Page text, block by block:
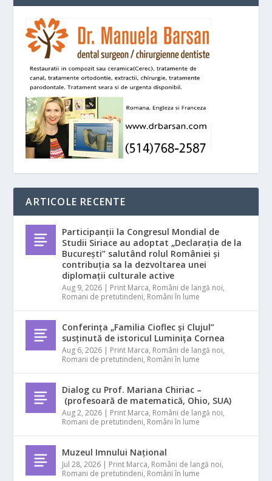
ARTICOLE RECENTE
Participanții la Congresul Mondial de
Studii Siriace au adoptat „Declarația de la
București” salutând rolul României și
contribuția sa la dezvoltarea unei
diplomații culturale active
Aug 9, 2026 | Print Marca, Români de langă noi,
Romani de pretutindeni, Români în lume
Conferința „Familia Cioflec și Clujul”
susținută de istoricul Luminița Cornea
Aug 6, 2026 | Print Marca, Români de langă noi,
Romani de pretutindeni, Români în lume
Dialog cu Prof. Mariana Chiriac –
(profesoară de matematică, Ohio, SUA)
Aug 2, 2026 | Print Marca, Români de langă noi,
Romani de pretutindeni, Români în lume
Muzeul Imnului Național
Jul 28, 2026 | Print Marca, Români de langă noi,
Romani de pretutindeni, Români în lume